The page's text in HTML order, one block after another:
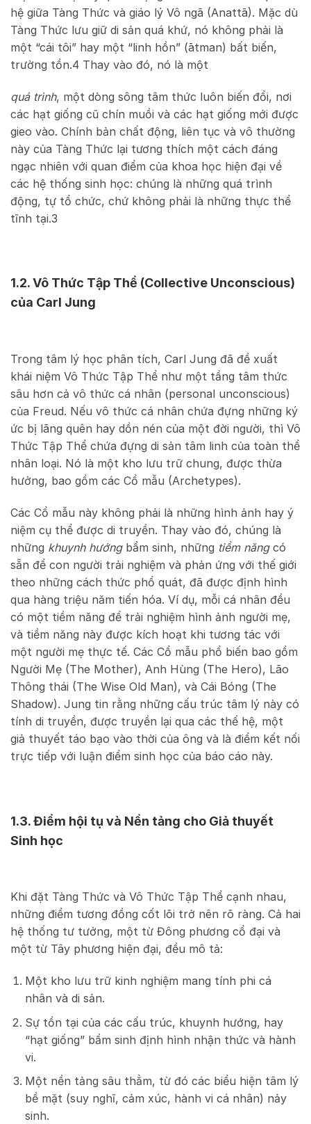
hệ giữa Tàng Thức và giáo lý Vô ngã (Anattā). Mặc dù
Tàng Thức lưu giữ di sản quá khứ, nó không phải là
một “cái tôi” hay một “linh hồn” (ātman) bất biến,
trường tồn.4 Thay vào đó, nó là một
quá trình, một dòng sông tâm thức luôn biến đổi, nơi
các hạt giống cũ chín muồi và các hạt giống mới được
gieo vào. Chính bản chất động, liên tục và vô thường
này của Tàng Thức lại tương thích một cách đáng
ngạc nhiên với quan điểm của khoa học hiện đại về
các hệ thống sinh học: chúng là những quá trình
động, tự tổ chức, chứ không phải là những thực thể
tĩnh tại.3
1.2. Vô Thức Tập Thể (Collective Unconscious)
của Carl Jung
Trong tâm lý học phân tích, Carl Jung đã đề xuất
khái niệm Vô Thức Tập Thể như một tầng tâm thức
sâu hơn cả vô thức cá nhân (personal unconscious)
của Freud. Nếu vô thức cá nhân chứa đựng những ký
ức bị lãng quên hay dồn nén của một đời người, thì Vô
Thức Tập Thể chứa đựng di sản tâm linh của toàn thể
nhân loại. Nó là một kho lưu trữ chung, được thừa
hưởng, bao gồm các Cổ mẫu (Archetypes).
Các Cổ mẫu này không phải là những hình ảnh hay ý
niệm cụ thể được di truyền. Thay vào đó, chúng là
những khuynh hướngbẩm sinh, những tiềm năngcó
sẵn để con người trải nghiệm và phản ứng với thế giới
theo những cách thức phổ quát, đã được định hình
qua hàng triệu năm tiến hóa. Ví dụ, mỗi cá nhân đều
có một tiềm năng để trải nghiệm hình ảnh người mẹ,
và tiềm năng này được kích hoạt khi tương tác với
một người mẹ thực tế. Các Cổ mẫu phổ biến bao gồm
Người Mẹ (The Mother), Anh Hùng (The Hero), Lão
Thông thái (The Wise Old Man), và Cái Bóng (The
Shadow). Jung tin rằng những cấu trúc tâm lý này có
tính di truyền, được truyền lại qua các thế hệ, một
giả thuyết táo bạo vào thời của ông và là điểm kết nối
trực tiếp với luận điểm sinh học của báo cáo này.
1.3. Điểm hội tụ và Nền tảng cho Giả thuyết
Sinh học
Khi đặt Tàng Thức và Vô Thức Tập Thể cạnh nhau,
những điểm tương đồng cốt lõi trở nên rõ ràng. Cả hai
hệ thống tư tưởng, một từ Đông phương cổ đại và
một từ Tây phương hiện đại, đều mô tả:
Một kho lưu trữ kinh nghiệm mang tính phi cá
nhân và di sản.
Sự tồn tại của các cấu trúc, khuynh hướng, hay
“hạt giống” bẩm sinh định hình nhận thức và hành
vi.
Một nền tảng sâu thẳm, từ đó các biểu hiện tâm lý
bề mặt (suy nghĩ, cảm xúc, hành vi cá nhân) nảy
sinh.